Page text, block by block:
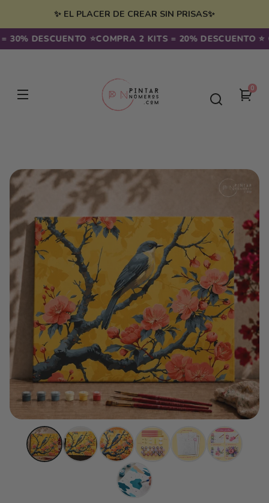
✨ EL PLACER DE CREAR SIN PRISAS✨
DESCUENTO ⭐️COMPRA 2 KITS = 20% DESCUENTO ⭐️
Tu
00
directamente
a la
información
del producto